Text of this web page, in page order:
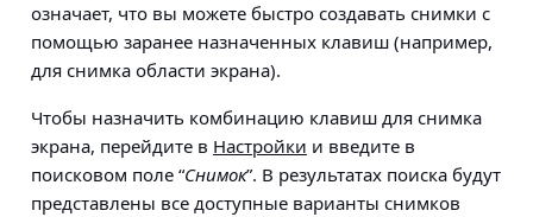
означает, что вы можете быстро создавать снимки с
помощью заранее назначенных клавиш (например,
для снимка области экрана).
Чтобы назначить комбинацию клавиш для снимка
экрана, перейдите в Настройки и введите в
поисковом поле “Снимок”. В результатах поиска будут
представлены все доступные варианты снимков